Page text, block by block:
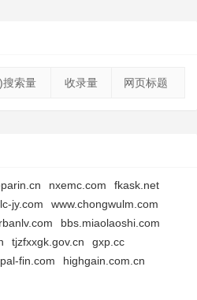
搜索量 收录量 网页标题
nxemc.com
fkask.net
lc-jy.com
www.chongwulm.com
bbs.miaolaoshi.com
tjzfxxgk.gov.cn
gxp.cc
pal-fin.com
highgain.com.cn